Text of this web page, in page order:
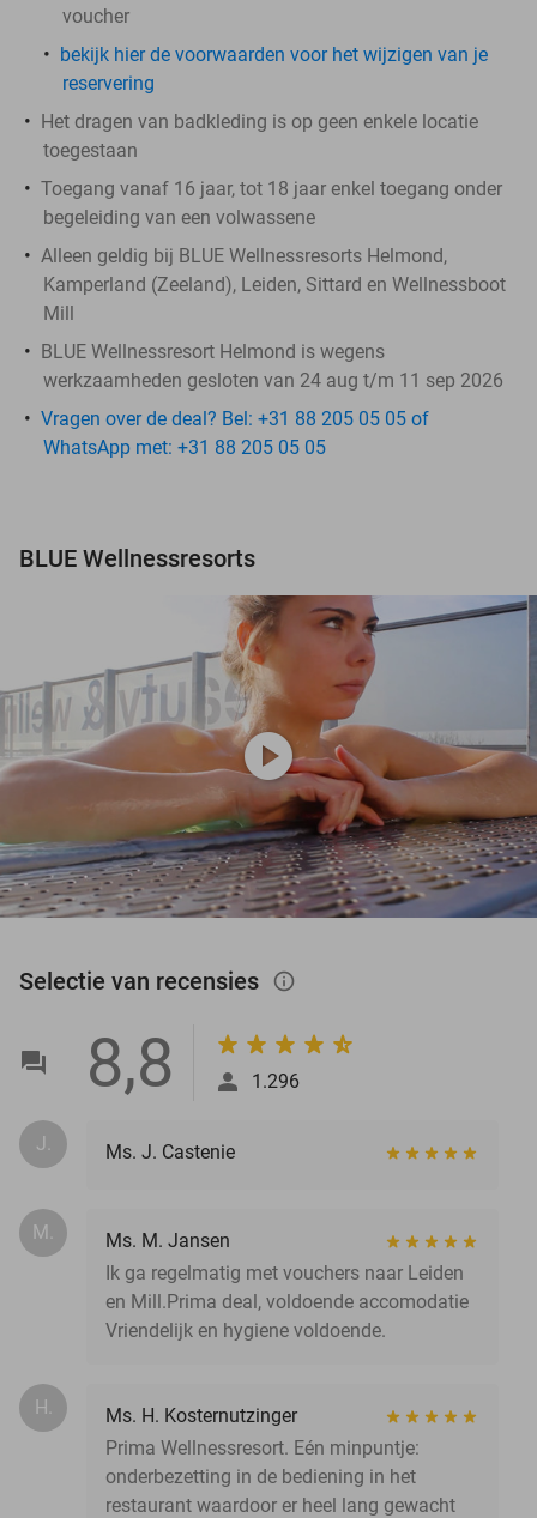
voucher
bekijk hier de voorwaarden voor het wijzigen van je
reservering
Het dragen van badkleding is op geen enkele locatie
toegestaan
Toegang vanaf 16 jaar, tot 18 jaar enkel toegang onder
begeleiding van een volwassene
Alleen geldig bij BLUE Wellnessresorts Helmond,
Kamperland (Zeeland), Leiden, Sittard en Wellnessboot
Mill
BLUE Wellnessresort Helmond is wegens
werkzaamheden gesloten van 24 aug t/m 11 sep 2026
Vragen over de deal? Bel: +31 88 205 05 05 of
WhatsApp met: +31 88 205 05 05
BLUE Wellnessresorts
play_circle
Selectie van recensies info_outlined
8,8 1.296
J. Ms. J. Castenie
M.
Ms. M. Jansen
Ik ga regelmatig met vouchers naar Leiden
en Mill.Prima deal, voldoende accomodatie
Vriendelijk en hygiene voldoende.
H.
Ms. H. Kosternutzinger
Prima Wellnessresort. Eén minpuntje:
onderbezetting in de bediening in het
restaurant waardoor er heel lang gewacht